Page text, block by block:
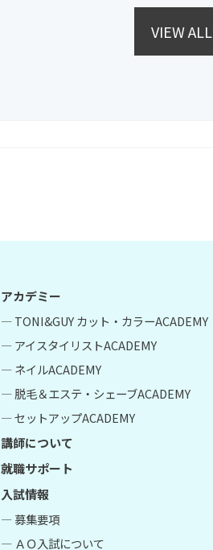
VIEW ALL
アカデミー
― TONI&GUY カット・カラーACADEMY
― アイスタイリストACADEMY
― ネイルACADEMY
― 脱毛＆エステ・シェーブACADEMY
― セットアップACADEMY
講師について
就職サポート
入試情報
― 募集要項
― ＡＯ入試について